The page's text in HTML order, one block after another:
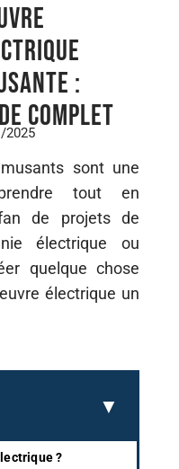
:
complet
2025
sont une
tout en
de projets de
électrique ou
quelque chose
électrique un
?